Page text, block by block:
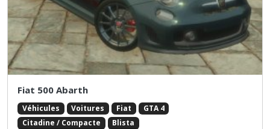
Fiat 500 Abarth
Véhicules Voitures Fiat
GTA 4
Citadine / Compacte
Blista